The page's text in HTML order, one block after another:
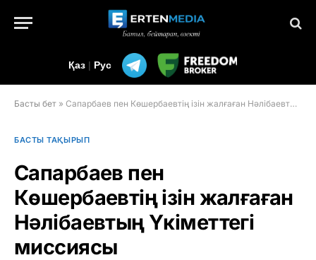
Қаз | Рус
Басты бет » Сапарбаев пен Көшербаевтің ізін жалғаған Нәлібаевтың Үкіметтегі миссиясы
БАСТЫ ТАҚЫРЫП
Сапарбаев пен
Көшербаевтің ізін жалғаған
Нәлібаевтың Үкіметтегі
миссиясы